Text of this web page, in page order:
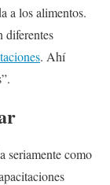
a los alimentos.
diferentes
. Ahí
seriamente como